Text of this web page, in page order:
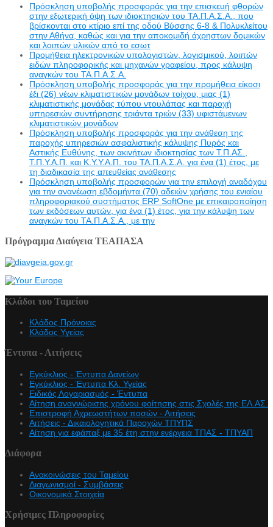
Πρόσκληση υποβολής προσφοράς για την επισκευή φθορών
στην εξωτερική όψη των ιδιοκτησιών του ΤΑ.Π.Α.Σ.Α., που
βρίσκονται στο κτίριο επί της οδού Βύσσης 6-8 & Πολυκλείτου
στην Αθήνα, καθώς και για την αποκομιδή άχρηστων δομικών
και λοιπών υλικών από το εσωτ
Προμήθεια ηλεκτρονικών υπολογιστών, λογισμικού, λοιπών
ειδών πληροφορικής και μηχανών γραφείου, προς κάλυψη
αναγκών του ΤΑ.Π.Α.Σ.Α.
Πρόσκληση υποβολής προσφοράς για την προμήθεια είκοσι
έξι (26) νέων κλιματιστικών μονάδων τοίχου, μιας (1)
κλιματιστικής μονάδας τύπου ντουλάπας και παροχή
υπηρεσιών συντήρησης τριάντα τριών (33) υφιστάμενων
κλιματιστικών μονάδων
Πρόσκληση υποβολής προσφοράς για την ανάθεση της
παροχής υπηρεσιών ασφαλιστικής κάλυψης Πυρός και
Αστικής Ευθύνης, των ακινήτων ιδιοκτησίας των Τ.Π.ΑΣ.,
Τ.Π.Υ.Α.Π. και Κ.Υ.Υ.Α.Π. του ΤΑ.Π.Α.Σ.Α. για ένα (1) έτος, με
τη διαδικασία της απευθείας ανάθεσης
Πρόσκληση υποβολής προσφορών για την επιλογή αναδόχου
για την ανανέωση εβδομήντα (70) αδειών χρήσης του ενιαίου
πληροφοριακού συστήματος ERP SoftOne με επικαιροποίηση
των εκδόσεων αυτών, για ένα (1) έτος, για την κάλυψη των
αναγκών του ΤΑ.Π.Α.Σ.Α., με την
Πρόγραμμα Διαύγεια ΤΕΑΠΑΣΑ
Κλάδοι του Ταμείου
Κλάδος Πρόνοιας
Κλάδος Υγείας
Έντυπα - Αιτήσεις
Εγκύκλιος - Έντυπα Δανείων
Εγκύκλιος - Έντυπα Κλ. Υγείας
Eιδικός Λογαριασμός - Έντυπα
Αίτηση αναγνώρισης χρόνου φοίτησης στις Σχολές της ΕΛ.ΑΣ.
Επιστροφή Αχρεωστήτων ποσών - Αιτήσεις
Αιτήσεις - Δικαιολογητικά Παροχών ΤΠΥΠΣ
Αίτηση για εφάπαξ με 35 έτη στην ενέργεια ΤΠΑΣ - ΤΠΥΑΠ
Διάφορα
Ανακοινώσεις του Ταμείου
Διαγωνισμοί - Συμβάσεις
Οικονομικά Στοιχεία
Χρήσιμες Πληροφορίες